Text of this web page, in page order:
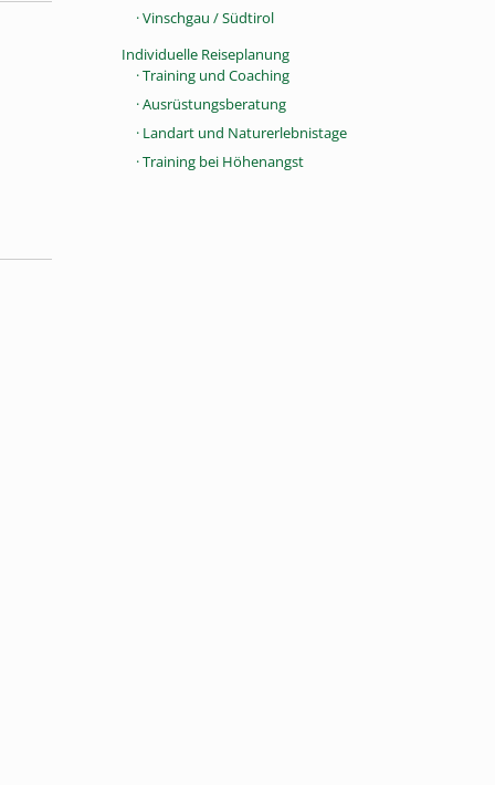
· Vinschgau / Südtirol
Individuelle Reiseplanung
· Training und Coaching
· Ausrüstungsberatung
· Landart und Naturerlebnistage
· Training bei Höhenangst